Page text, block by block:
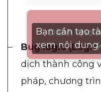
Dành cho
Bạn cần tạo
xem nội
Bug logic (Logic
dịch thành công
pháp, chương